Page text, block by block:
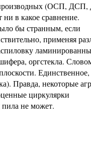
производных (ОСП,
в какое сравнение.
бы странным, если
применяя
оргстекла.
Правда, некоторые
циркулярки
не может.